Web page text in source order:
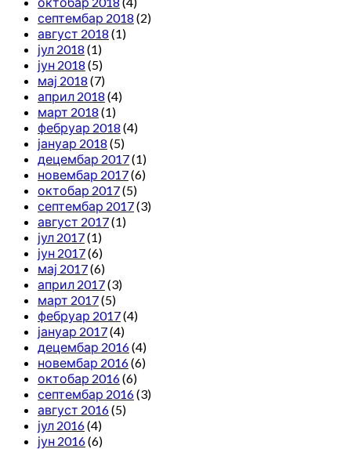
септембар 2018 (2)
август 2018 (1)
јул 2018 (1)
јун 2018 (5)
мај 2018 (7)
април 2018 (4)
март 2018 (1)
фебруар 2018 (4)
јануар 2018 (5)
децембар 2017(1)
новембар 2017(6)
октобар 2017(5)
септембар 2017(3)
август 2017(1)
јул 2017(1)
јун 2017(6)
мај 2017(6)
април 2017(3)
март 2017(5)
фебруар 2017(4)
јануар 2017(4)
децембар 2016(4)
новембар 2016(6)
октобар 2016(6)
септембар 2016(3)
август 2016(5)
јул 2016(4)
јун 2016(6)